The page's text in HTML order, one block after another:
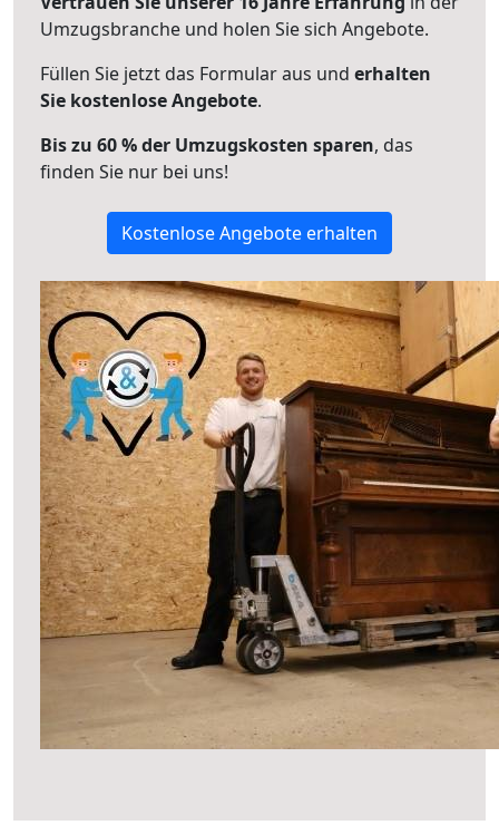
Umzugsbranche und holen Sie sich Angebote.
Füllen Sie jetzt das Formular aus und erhalten
Sie kostenlose Angebote.
Bis zu 60 % der Umzugskosten sparen, das
finden Sie nur bei uns!
Kostenlose Angebote erhalten